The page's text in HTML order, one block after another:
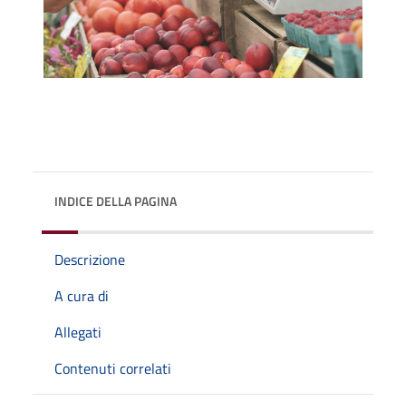
INDICE DELLA PAGINA
Descrizione
A cura di
Allegati
Contenuti correlati